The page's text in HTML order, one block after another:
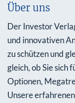
Über uns
Der Investor
und innovativen
zu schützen und
gleich, ob Sie sich
Optionen,
Unsere